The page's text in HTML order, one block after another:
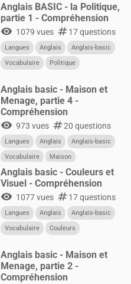
Anglais BASIC - la Politique,
partie 1 - Compréhension
visibility 1079 vues numbers17 questions
Langues Anglais
Anglais-basic
Vocabulaire
Politique
Anglais basic - Maison et
Menage, partie 4 -
Compréhension
visibility 973 vues numbers20 questions
Langues Anglais
Anglais-basic
Vocabulaire
Maison
Anglais basic - Couleurs et
Visuel - Compréhension
visibility 1077 vues numbers17 questions
Langues Anglais
Anglais-basic
Vocabulaire
Couleurs
Anglais basic - Maison et
Menage, partie 2 -
Compréhension